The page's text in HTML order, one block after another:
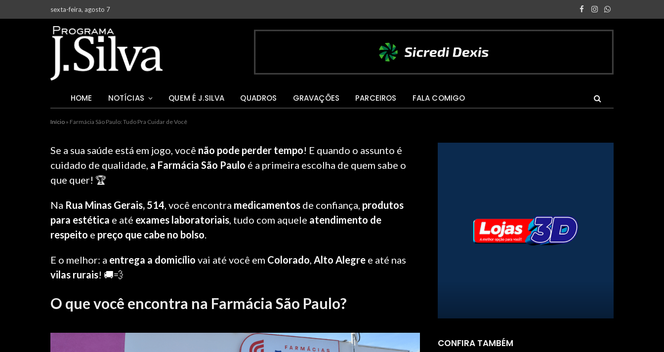
sexta-feira, agosto 7
Facebook
InstagramWhatsApp
HOME NOTÍCIAS QUEM É J.SILVA QUADROS GRAVAÇÕES PARCEIROS FALA COMIGO
Início » Farmácia São Paulo: Tudo Pra Cuidar de Você
Se a sua saúde está em jogo, você não pode perder tempo! E quando o assunto é
cuidado de qualidade, a Farmácia São Paulo é a primeira escolha de quem sabe o
que quer! 🏆
Na Rua Minas Gerais, 514, você encontra medicamentos de confiança, produtos
para estética e até exames laboratoriais, tudo com aquele atendimento de
respeito e preço que cabe no bolso.
E o melhor: a entrega a domicílio vai até você em Colorado, Alto Alegre e até nas
vilas rurais! 🚚💨
O que você encontra na Farmácia São Paulo?
NATUBIO
SICREDI
CONFIRA TAMBÉM